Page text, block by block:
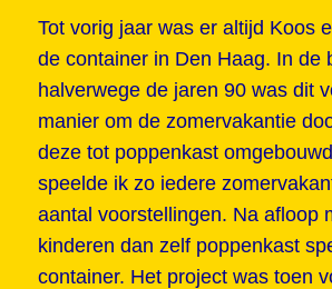
Tot vorig jaar was er altijd Koos
de container in Den Haag. In de
halverwege de jaren 90 was dit
manier om de zomervakantie
deze tot poppenkast
speelde ik zo iedere
aantal voorstellingen. Na afloop
kinderen dan zelf poppenkast
container. Het project was toen